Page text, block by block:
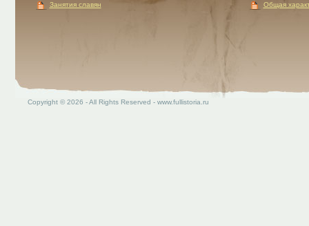
Занятия славян
Общая
Copyright © 2026 - All Rights Reserved - www.fullistoria.ru